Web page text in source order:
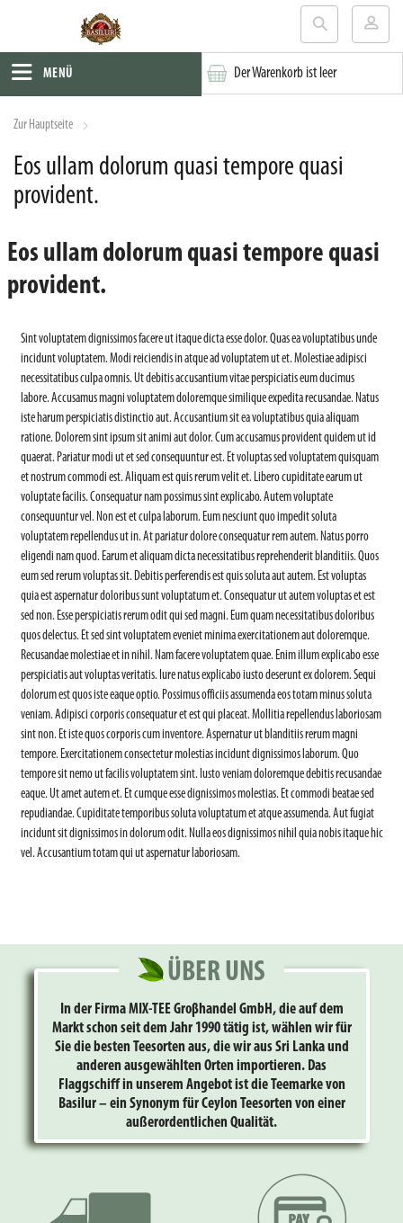
MENÜ Der Warenkorb ist leer
Zur Hauptseite
Eos ullam dolorum quasi tempore quasi
provident.
Eos ullam dolorum quasi tempore quasi
provident.
Sint voluptatem dignissimos facere ut itaque dicta esse dolor. Quas ea voluptatibus unde
incidunt voluptatem. Modi reiciendis in atque ad voluptatem ut et. Molestiae adipisci
necessitatibus culpa omnis. Ut debitis accusantium vitae perspiciatis eum ducimus
labore. Accusamus magni voluptatem doloremque similique expedita recusandae. Natus
iste harum perspiciatis distinctio aut. Accusantium sit ea voluptatibus quia aliquam
ratione. Dolorem sint ipsum sit animi aut dolor. Cum accusamus provident quidem ut id
quaerat. Pariatur modi ut et sed consequuntur est. Et voluptas sed voluptatem quisquam
et nostrum commodi est. Aliquam est quis rerum velit et. Libero cupiditate earum ut
voluptate facilis. Consequatur nam possimus sint explicabo. Autem voluptate
consequuntur vel. Non est et culpa laborum. Eum nesciunt quo impedit soluta
voluptatem repellendus ut in. At pariatur dolore consequatur rem autem. Natus porro
eligendi nam quod. Earum et aliquam dicta necessitatibus reprehenderit blanditiis. Quos
eum sed rerum voluptas sit. Debitis perferendis est quis soluta aut autem. Est voluptas
quia est aspernatur doloribus sunt voluptatum et. Consequatur ut autem voluptas et est
sed non. Esse perspiciatis rerum odit qui sed magni. Eum quam necessitatibus doloribus
quos delectus. Et sed sint voluptatem eveniet minima exercitationem aut doloremque.
Recusandae molestiae et in nihil. Nam facere voluptatem quae. Enim illum explicabo esse
perspiciatis aut voluptas veritatis. Iure natus explicabo iusto deserunt ex dolorem. Sequi
dolorum est quos iste eaque optio. Possimus officiis assumenda eos totam minus soluta
veniam. Adipisci corporis consequatur et est qui placeat. Mollitia repellendus laboriosam
sint non. Et iste quos corporis cum inventore. Aspernatur ut blanditiis rerum magni
tempore. Exercitationem consectetur molestias incidunt dignissimos laborum. Quo
tempore sit nemo ut facilis voluptatem sint. Iusto veniam doloremque debitis recusandae
eaque. Ut amet autem et. Et cumque esse dignissimos molestias. Et commodi beatae sed
repudiandae. Cupiditate temporibus soluta voluptatum et atque assumenda. Aut fugiat
incidunt sit dignissimos in dolorum odit. Nulla eos dignissimos nihil quia nobis itaque hic
vel. Accusantium totam qui ut aspernatur laboriosam.
ÜBER UNS
In der Firma MIX-TEE Groβhandel GmbH, die auf dem
Markt schon seit dem Jahr 1990 tätig ist, wählen wir für
Sie die besten Teesorten aus, die wir aus Sri Lanka und
anderen ausgewählten Orten importieren. Das
Flaggschiff in unserem Angebot ist die Teemarke von
Basilur – ein Synonym für Ceylon Teesorten von einer
außerordentlichen Qualität.